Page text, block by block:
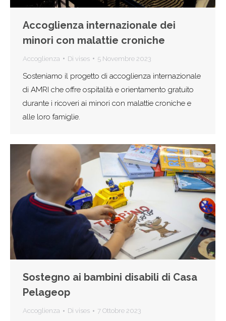
Accoglienza internazionale dei
minori con malattie croniche
Accoglienza Di vises 5 Novembre 2023
Sosteniamo il progetto di accoglienza internazionale
di AMRI che offre ospitalità e orientamento gratuito
durante i ricoveri ai minori con malattie croniche e
alle loro famiglie.
Sostegno ai bambini disabili di Casa
Pelageop
Accoglienza Di vises 7 Ottobre 2023